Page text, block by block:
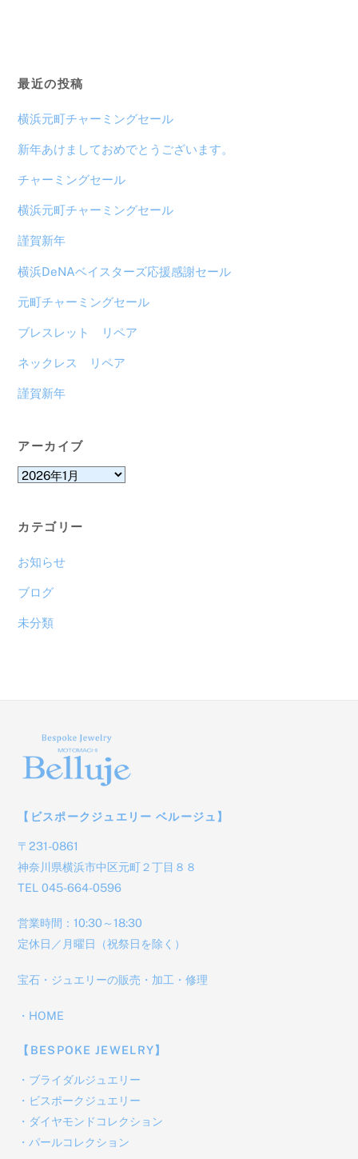
最近の投稿
横浜元町チャーミングセール
新年あけましておめでとうございます。
チャーミングセール
横浜元町チャーミングセール
謹賀新年
横浜DeNAベイスターズ応援感謝セール
元町チャーミングセール
ブレスレット リペア
ネックレス リペア
謹賀新年
アーカイブ
ア
イ
ブ
カテゴリー
お知らせ
ブログ
未分類
【ビスポークジュエリー ベルージュ】
〒231-0861
神奈川県横浜市中区元町２丁目８８
TEL 045-664-0596
営業時間：10:30～18:30
定休日／月曜日（祝祭日を除く）
宝石・ジュエリーの販売・加工・修理
・ HOME
【BESPOKE JEWELRY】
・ ブライダルジュエリー
・ ビスポークジュエリー
・ ダイヤモンドコレクション
・ パールコレクション